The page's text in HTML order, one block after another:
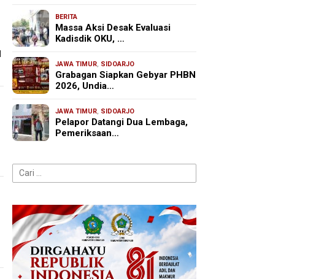
BERITA
Massa Aksi Desak Evaluasi
Kadisdik OKU, …
JAWA TIMUR, SIDOARJO
Grabagan Siapkan Gebyar PHBN
2026, Undia…
JAWA TIMUR, SIDOARJO
Pelapor Datangi Dua Lembaga,
Pemeriksaan…
Cari
untuk: